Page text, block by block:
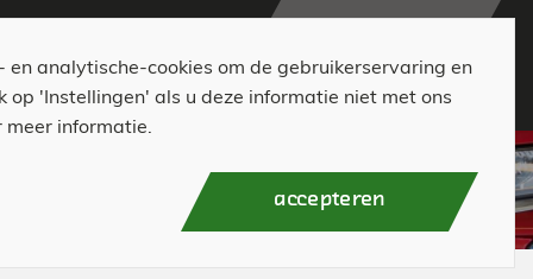
analytische-cookies om de gebruikerservaring en
'Instellingen' als u deze informatie niet met ons
meer informatie.
accepteren
Lease Contact 046 - 4200695